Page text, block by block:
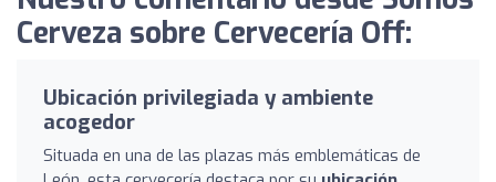
Cerveza sobre Cervecería Off:
Ubicación privilegiada y ambiente
acogedor
Situada en una de las plazas más emblemáticas de